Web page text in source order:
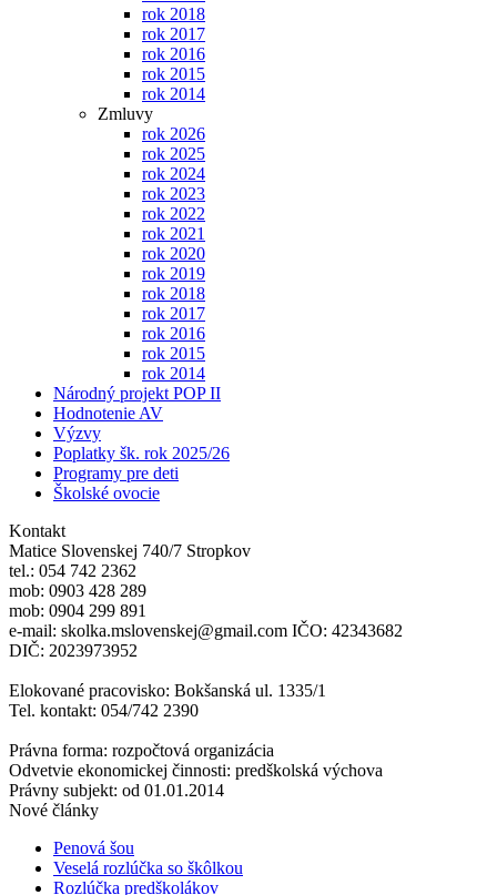
rok 2018
rok 2017
rok 2016
rok 2015
rok 2014
Zmluvy
rok 2026
rok 2025
rok 2024
rok 2023
rok 2022
rok 2021
rok 2020
rok 2019
rok 2018
rok 2017
rok 2016
rok 2015
rok 2014
Národný projekt POP II
Hodnotenie AV
Výzvy
Poplatky šk. rok 2025/26
Programy pre deti
Školské ovocie
Kontakt
Matice Slovenskej 740/7 Stropkov
tel.: 054 742 2362
mob: 0903 428 289
mob: 0904 299 891
e-mail: skolka.mslovenskej@gmail.com IČO: 42343682
DIČ: 2023973952
Elokované pracovisko: Bokšanská ul. 1335/1
Tel. kontakt: 054/742 2390
Právna forma: rozpočtová organizácia
Odvetvie ekonomickej činnosti: predškolská výchova
Právny subjekt: od 01.01.2014
Nové články
Penová šou
Veselá rozlúčka so škôlkou
Rozlúčka predškolákov